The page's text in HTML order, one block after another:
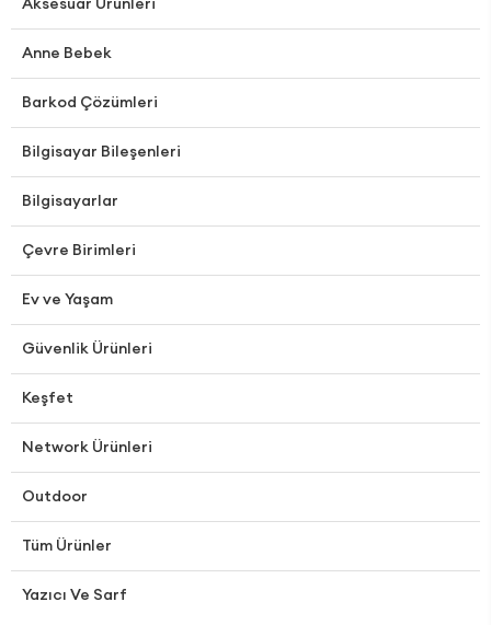
Anne Bebek
Barkod Çözümleri
Bilgisayar Bileşenleri
Bilgisayarlar
Çevre Birimleri
Ev ve Yaşam
Güvenlik Ürünleri
Keşfet
Network Ürünleri
Outdoor
Tüm Ürünler
Yazıcı Ve Sarf